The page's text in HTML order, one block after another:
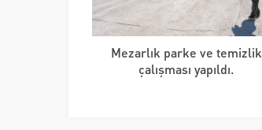
Mezarlık parke ve temizlik
çalışması yapıldı.